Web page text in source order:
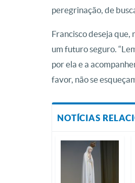
peregrinação, de
Francisco deseja
um futuro seguro.
por ela e a
favor, não se
NOTÍCIAS